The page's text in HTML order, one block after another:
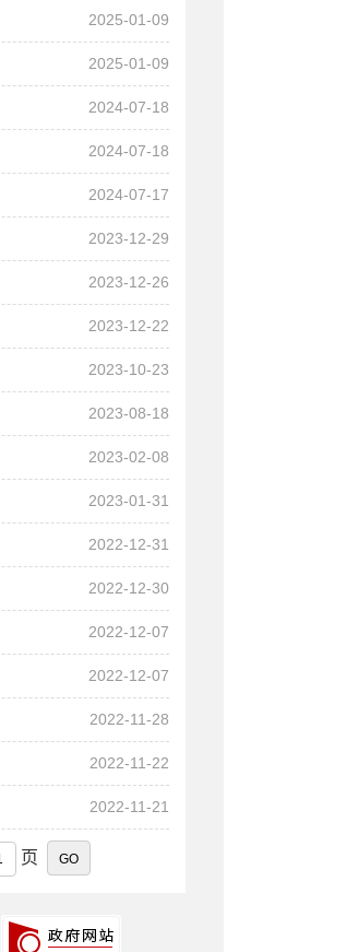
2025-01-09
2025-01-09
2024-07-18
2024-07-18
2024-07-17
2023-12-29
2023-12-26
2023-12-22
2023-10-23
2023-08-18
2023-02-08
2023-01-31
2022-12-31
2022-12-30
2022-12-07
2022-12-07
2022-11-28
2022-11-22
2022-11-21
页